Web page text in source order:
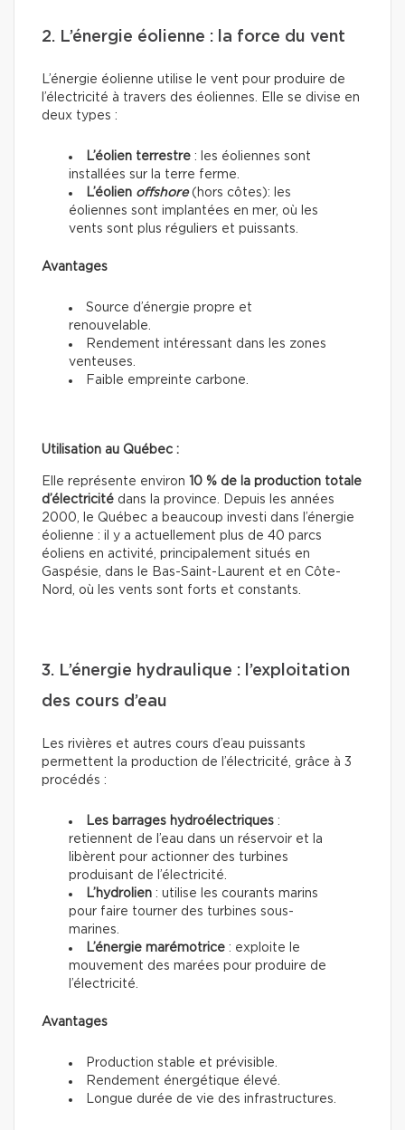
2. L’énergie éolienne : la force du vent
L’énergie éolienne utilise le vent pour produire de
l’électricité à travers des éoliennes. Elle se divise en
deux types :
L’éolien terrestre : les éoliennes sont
installées sur la terre ferme.
L’éolien offshore(hors côtes): les
éoliennes sont implantées en mer, où les
vents sont plus réguliers et puissants.
Avantages
Source d’énergie propre et
renouvelable.
Rendement intéressant dans les zones
venteuses.
Faible empreinte carbone.
Utilisation au Québec :
Elle représente environ 10 % de la production totale
d’électricité dans la province. Depuis les années
2000, le Québec a beaucoup investi dans l’énergie
éolienne : il y a actuellement plus de 40 parcs
éoliens en activité, principalement situés en
Gaspésie, dans le Bas-Saint-Laurent et en Côte-
Nord, où les vents sont forts et constants.
3. L’énergie hydraulique : l’exploitation
des cours d’eau
Les rivières et autres cours d’eau puissants
permettent la production de l’électricité, grâce à 3
procédés :
Les barrages hydroélectriques :
retiennent de l’eau dans un réservoir et la
libèrent pour actionner des turbines
produisant de l’électricité.
L’hydrolien : utilise les courants marins
pour faire tourner des turbines sous-
marines.
L’énergie marémotrice : exploite le
mouvement des marées pour produire de
l’électricité.
Avantages
Production stable et prévisible.
Rendement énergétique élevé.
Longue durée de vie des infrastructures.